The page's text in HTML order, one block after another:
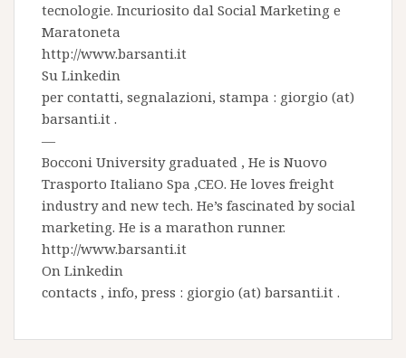
tecnologie. Incuriosito dal Social Marketing e
Maratoneta
http://www.barsanti.it
Su Linkedin
per contatti, segnalazioni, stampa : giorgio (at)
barsanti.it .
—
Bocconi University graduated , He is Nuovo
Trasporto Italiano Spa ,CEO. He loves freight
industry and new tech. He’s fascinated by social
marketing. He is a marathon runner.
http://www.barsanti.it
On Linkedin
contacts , info, press : giorgio (at) barsanti.it .